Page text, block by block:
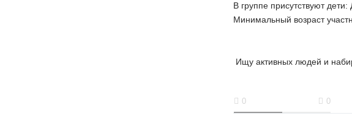
В группе присутствуют дети:
Минимальный возраст
Ищу активных людей и
0 0